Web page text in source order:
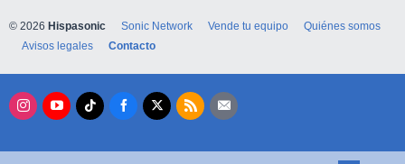
© 2026 Hispasonic Sonic Network Vende tu equipo
Quiénes somos
Avisos legales
Contacto